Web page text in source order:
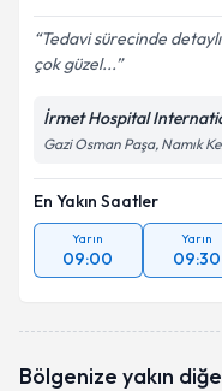
Tedavi sürecinde
çok güzel...
İrmet Hospital
Gazi Osman Paşa, Namık
En Yakın Saatler
Yarın
09:00
Yarın
09:30
Bölgenize yakın